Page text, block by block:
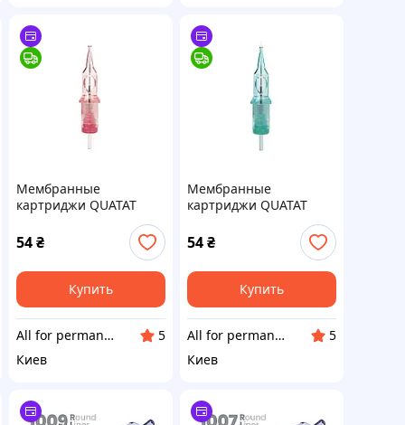
Мембранные
картриджи QUATAT
перманентного
макияжа PM 0.3/1 RLLT,
1 шт
54₴
Купить
All for permanent make-up
5
Киев
Мембранные
картриджи QUATAT
перманентного
макияжа 0.3/1 RLLT, 1
шт
54₴
Купить
All for permanent make-up
5
Киев